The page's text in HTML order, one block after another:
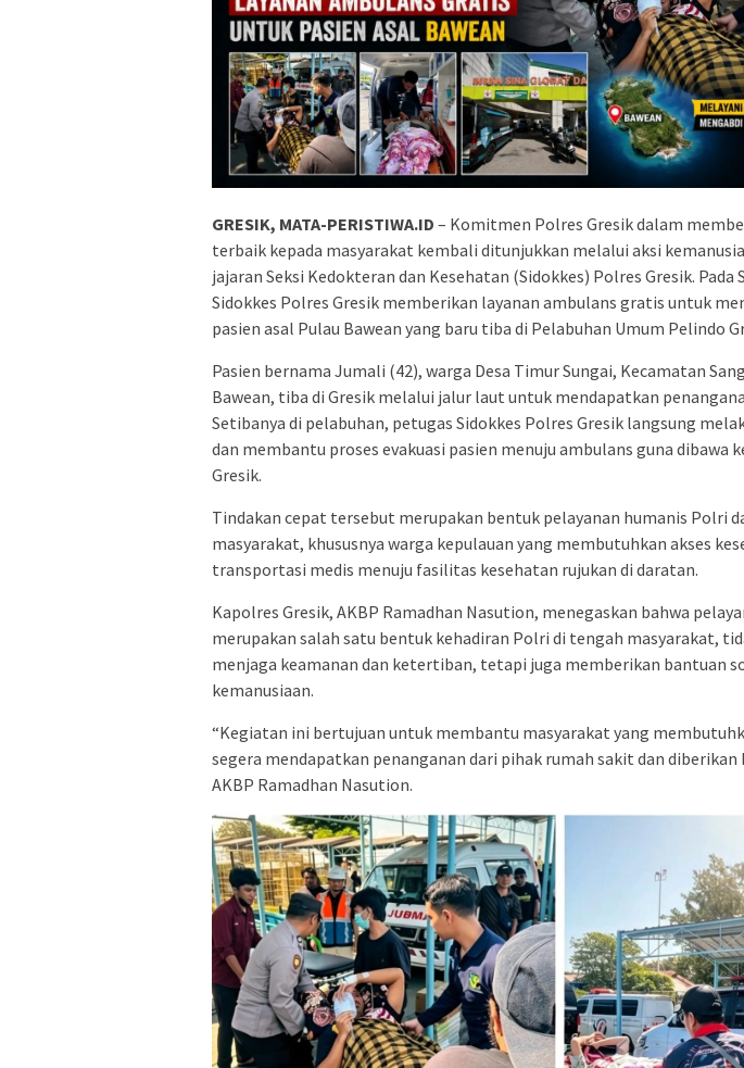
GRESIK, MATA-PERISTIWA.ID – Komitmen Polres Gresik dalam
terbaik kepada masyarakat kembali ditunjukkan melalui aksi
jajaran Seksi Kedokteran dan Kesehatan (Sidokkes) Polres Gresik. Pada
Sidokkes Polres Gresik memberikan layanan ambulans gratis untuk
pasien asal Pulau Bawean yang baru tiba di Pelabuhan Umum Pelindo
Pasien bernama Jumali (42), warga Desa Timur Sungai, Kecamatan
Bawean, tiba di Gresik melalui jalur laut untuk mendapatkan
Setibanya di pelabuhan, petugas Sidokkes Polres Gresik langsung
dan membantu proses evakuasi pasien menuju ambulans guna dibawa
Gresik.
Tindakan cepat tersebut merupakan bentuk pelayanan humanis Polri
masyarakat, khususnya warga kepulauan yang membutuhkan akses
transportasi medis menuju fasilitas kesehatan rujukan di daratan.
Kapolres Gresik, AKBP Ramadhan Nasution, menegaskan bahwa
merupakan salah satu bentuk kehadiran Polri di tengah masyarakat,
menjaga keamanan dan ketertiban, tetapi juga memberikan bantuan
kemanusiaan.
“Kegiatan ini bertujuan untuk membantu masyarakat yang
segera mendapatkan penanganan dari pihak rumah sakit dan diberikan
AKBP Ramadhan Nasution.